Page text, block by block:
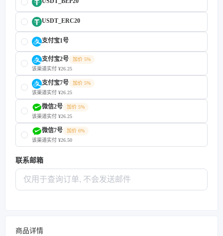
USDT_ERC20
支付宝1号
支付宝2号
加价 5%
该渠道实付 ¥26.25
支付宝7号
加价 5%
该渠道实付 ¥26.25
微信2号
加价 5%
该渠道实付 ¥26.25
微信7号
加价 6%
该渠道实付 ¥26.50
联系邮箱
商品详情